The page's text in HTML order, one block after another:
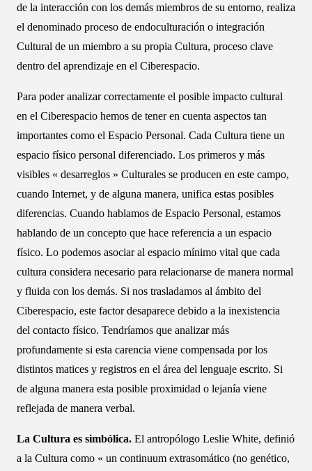
de la interacción con los demás miembros de su entorno, realiza
el denominado proceso de endoculturación o integración
Cultural de un miembro a su propia Cultura, proceso clave
dentro del aprendizaje en el Ciberespacio.
Para poder analizar correctamente el posible impacto cultural
en el Ciberespacio hemos de tener en cuenta aspectos tan
importantes como el Espacio Personal. Cada Cultura tiene un
espacio físico personal diferenciado. Los primeros y más
visibles « desarreglos » Culturales se producen en este campo,
cuando Internet, y de alguna manera, unifica estas posibles
diferencias. Cuando hablamos de Espacio Personal, estamos
hablando de un concepto que hace referencia a un espacio
físico. Lo podemos asociar al espacio mínimo vital que cada
cultura considera necesario para relacionarse de manera normal
y fluida con los demás. Si nos trasladamos al ámbito del
Ciberespacio, este factor desaparece debido a la inexistencia
del contacto físico. Tendríamos que analizar más
profundamente si esta carencia viene compensada por los
distintos matices y registros en el área del lenguaje escrito. Si
de alguna manera esta posible proximidad o lejanía viene
reflejada de manera verbal.
La Cultura es simbólica. El antropólogo Leslie White, definió
a la Cultura como « un continuum extrasomático (no genético,